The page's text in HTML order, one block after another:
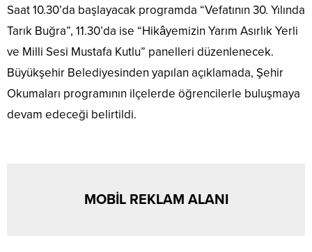
Saat 10.30’da başlayacak programda “Vefatının 30. Yılında
Tarık Buğra”, 11.30’da ise “Hikâyemizin Yarım Asırlık Yerli
ve Milli Sesi Mustafa Kutlu” panelleri düzenlenecek.
Büyükşehir Belediyesinden yapılan açıklamada, Şehir
Okumaları programının ilçelerde öğrencilerle buluşmaya
devam edeceği belirtildi.
MOBİL REKLAM ALANI